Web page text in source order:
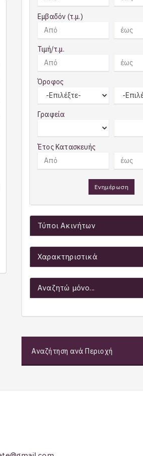
Εμβαδόν (τ.μ.)
Τιμή/τ.μ.
Όροφος
Γραφεία
Έτος Κατασκευής
Ενημέρωση
Τύποι Ακινήτων
Χαρακτηριστικά
Αναζητώ μόνο...
Αναζήτηση ανά Περιοχή